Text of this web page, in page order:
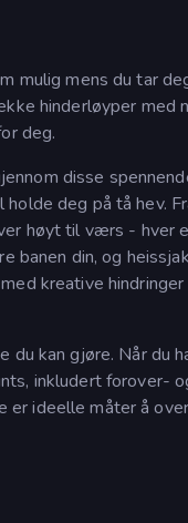
mulig mens du tar
hinderløyper med
deg.
disse
deg på tå hev.
høyt til værs - hver
banen din, og
kreative
du kan gjøre. Når du
inkludert forover-
ideelle måter å